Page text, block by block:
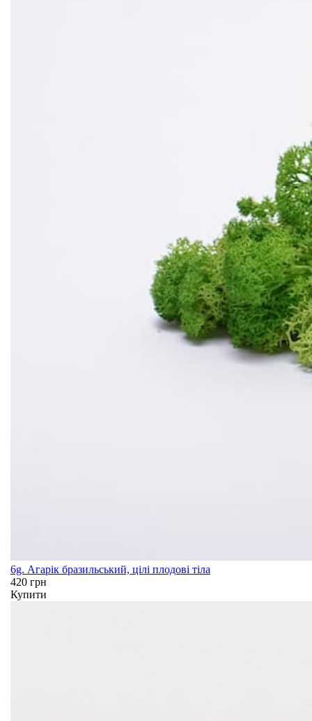
6g. Агарік бразильський, цілі плодові тіла
420 грн
Купити